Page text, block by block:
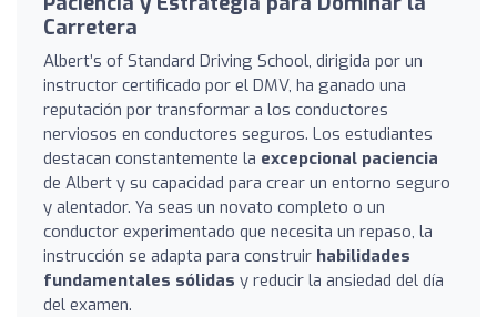
Carretera
Albert’s of Standard Driving School, dirigida por un
instructor certificado por el DMV, ha ganado una
reputación por transformar a los conductores
nerviosos en conductores seguros. Los estudiantes
destacan constantemente la excepcional paciencia
de Albert y su capacidad para crear un entorno seguro
y alentador. Ya seas un novato completo o un
conductor experimentado que necesita un repaso, la
instrucción se adapta para construir habilidades
fundamentales sólidas y reducir la ansiedad del día
del examen.